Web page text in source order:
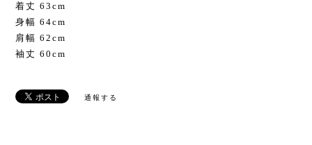
着丈 63cm
身幅 64cm
肩幅 62cm
袖丈 60cm
通報する